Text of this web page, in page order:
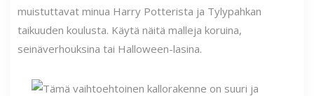
muistuttavat minua Harry Potterista ja Tylypahkan
taikuuden koulusta. Käytä näitä malleja koruina,
seinäverhouksina tai Halloween-lasina.